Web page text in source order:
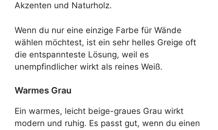
Akzenten und Naturholz.
Wenn du nur eine einzige Farbe für Wände
wählen möchtest, ist ein sehr helles Greige oft
die entspannteste Lösung, weil es
unempfindlicher wirkt als reines Weiß.
Warmes Grau
Ein warmes, leicht beige-graues Grau wirkt
modern und ruhig. Es passt gut, wenn du einen